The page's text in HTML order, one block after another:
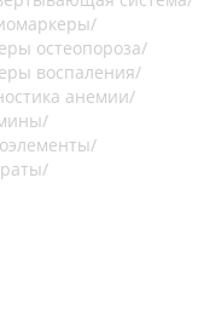
остеопороза/
воспаления/
анемии/